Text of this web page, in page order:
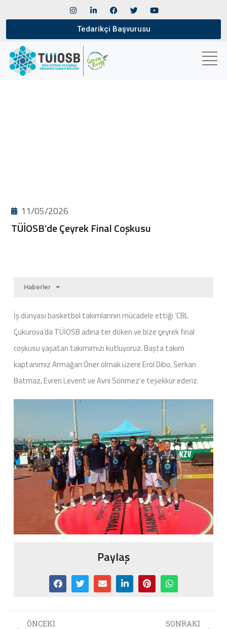
Tedarikçi Başvurusu
11/05/2026
TÜİOSB’de Çeyrek Final Coşkusu
Haberler
İş dünyası basketbol takımlarının mücadele ettiği ‘CBL
Çukurova’da TÜİOSB adına ter döken ve bize çeyrek final
coşkusu yaşatan takımımızı kutluyoruz. Başta takım
kaptanımız Armağan Öner olmak üzere Erol Dibo, Serkan
Batmaz, Evren Levent ve Avni Sönmez’e teşekkür ederiz.
Paylaş
ÖNCEKI
SONRAKI